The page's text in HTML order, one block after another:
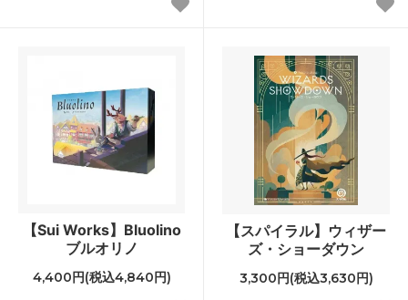
【Sui Works】Bluolino
ブルオリノ
4,400円(税込4,840円)
【スパイラル】ウィザー
ズ・ショーダウン
3,300円(税込3,630円)